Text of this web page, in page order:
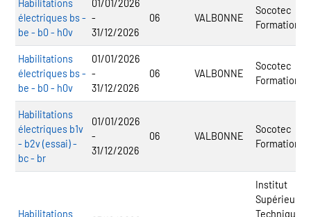
Habilitations
électriques bs -
be - b0 - h0v
01/01/2026
-
31/12/2026
06 VALBONNE
Socotec
Formation
Habilitations
électriques bs -
be - b0 - h0v
01/01/2026
-
31/12/2026
06 VALBONNE
Socotec
Formation
Habilitations
électriques b1v
- b2v (essai) -
bc - br
01/01/2026
-
31/12/2026
06 VALBONNE
Socotec
Formation
Habilitations
Institut
Supérieur
Techniques